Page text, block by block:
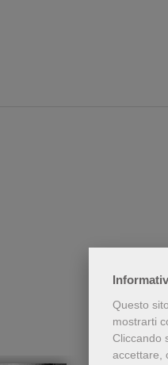
Questo
mostrarti
Cliccando
accettare,